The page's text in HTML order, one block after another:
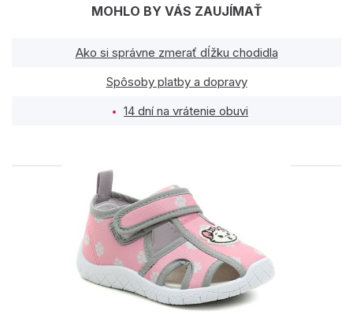
MOHLO BY VÁS ZAUJÍMAŤ
Ako si správne zmerať dĺžku chodidla
Spôsoby platby a dopravy
14 dní na vrátenie obuvi
PODOBNÉ PRODUKTY